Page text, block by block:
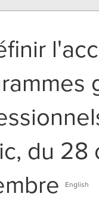
du 28
English